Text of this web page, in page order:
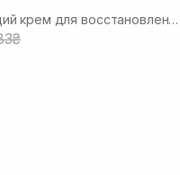
Увлажняющий крем для восстановления микробиомы